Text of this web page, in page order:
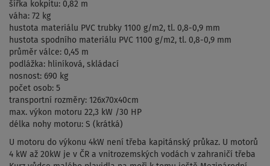
šířka kokpitu: 0,82 m
váha: 72 kg
hustota materiálu PVC trubky 1100 g/m2, tl. 0,8-0,9 mm
hustota spodního materiálu PVC 1100 g/m2, tl. 0,8-0,9 mm
průměr válce: 0,45 m
podlážka: hliníková, skládací
nosnost: 690 kg
počet osob: 5
transportní rozměry: 126x70x40cm
max. výkon motoru 22,3 kW /30 HP
délka nohy motoru: S (krátká)
U motoru do výkonu 4kW není třeba kapitánský průkaz. U motorů
4 kW až 20kW je v ČR a vnitrozemských vodách v zahraničí třeba